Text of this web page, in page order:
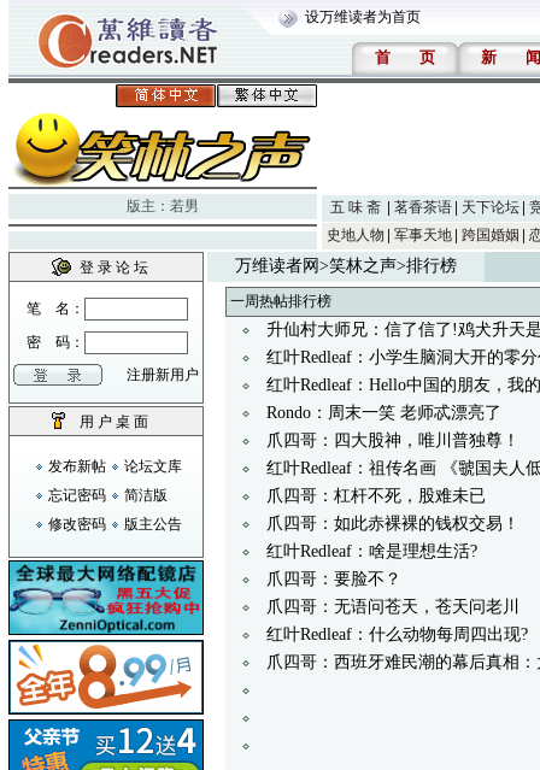
设万维读者为首页
首 页 新 闻
版主： 若男 五 味 斋 茗香茶语 天下论坛
史地人物
军事天地 跨国婚姻
登 录 论 坛
笔 名：
密 码：
注册新用户
用 户 桌 面
发布新帖
论坛文库
忘记密码
简洁版
修改密码
版主公告
万维读者网 >笑林之声>排行榜
一周热帖排行榜
升仙村大师兄：信了信了!鸡犬升天
红叶Redleaf：小学生脑洞大开的零
红叶Redleaf：Hello中国的朋友，我
Rondo：周末一笑 老师忒漂亮了
爪四哥：四大股神，唯川普独尊！
红叶Redleaf：祖传名画 《虢国夫人
爪四哥：杠杆不死，股难未已
爪四哥：如此赤裸裸的钱权交易！
红叶Redleaf：啥是理想生活?
爪四哥：要脸不？
爪四哥：无语问苍天，苍天问老川
红叶Redleaf：什么动物每周四出现?
爪四哥：西班牙难民潮的幕后真相